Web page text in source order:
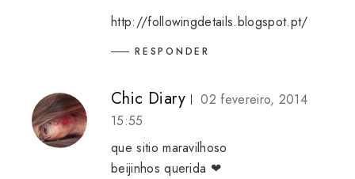
http://followingdetails.blogspot.pt/
RESPONDER
Chic Diary
02 fevereiro, 2014
15:55
que sitio maravilhoso
beijinhos querida ❤